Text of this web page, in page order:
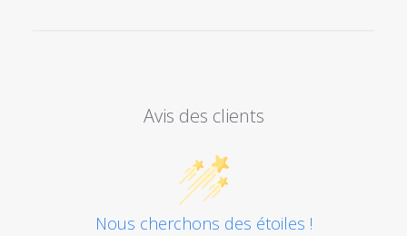
Avis des clients
Nous cherchons des étoiles !